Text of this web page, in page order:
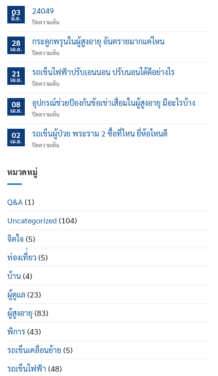
03
มิ.ย.
24049
ปิดความเห็นบน
28
เม.ย.
กระดูกพรุนในผู้สูงอายุ อันตรายมากแค่ไหน
ปิดความเห็นบน
พรุน
ใน
ผู้
อายุ
มาก
ไหน
21
เม.ย.
รถเข็นไฟฟ้าปรับเอนนอน ปรับนอนได้ดีอย่างไร
ปิดความเห็นบน
เข็น
ไฟฟ้า
ปรับ
นอน
นอน
08
เม.ย.
อุปกรณ์ช่วยป้องกันข้อเข่าเสื่อมในผู้สูงอายุ มีอะไรบ้าง
ปิดความเห็นบน
ช่วย
ป้องกัน
ข้อ
บ้าง
02
เม.ย.
รถเข็นผู้ป่วย พระราม 2 ซื้อที่ไหน ยี่ห้อไหนดี
ปิดความเห็นบน
ยี่ห้อ
หมวดหมู่
Q&A (1)
Uncategorized (104)
จิตใจ (5)
ท่องเที่่ยว (5)
บ้าน(4)
ผู้ดูแล (23)
ผู้สูงอายุ (83)
พิการ (43)
รถเข็นเคลื่อนย้าย (5)
รถเข็นไฟฟ้า (48)